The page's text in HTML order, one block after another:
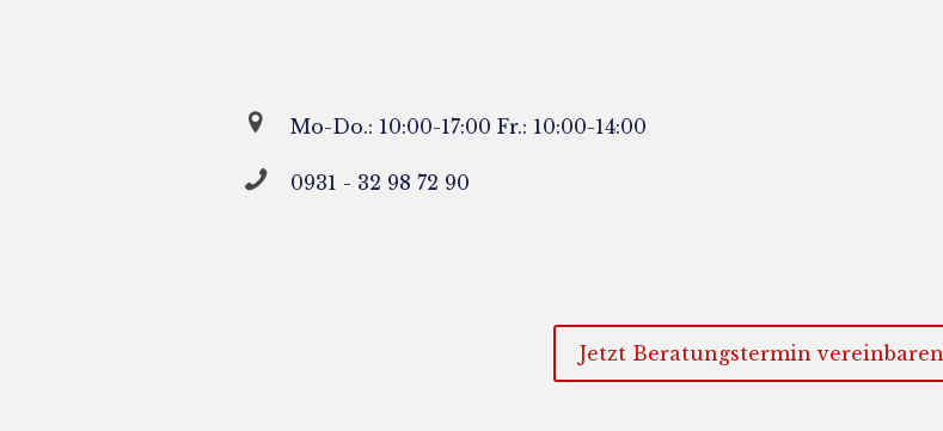
Mo-Do.: 10:00-17:00 Fr.: 10:00-14:00
0931 - 32 98 72 90
Jetzt Beratungstermin vereinbaren